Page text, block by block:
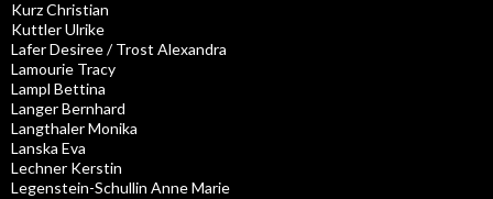
Kurz Christian
Kuttler Ulrike
Lafer Desiree / Trost Alexandra
Lamourie Tracy
Lampl Bettina
Langer Bernhard
Langthaler Monika
Lanska Eva
Lechner Kerstin
Legenstein-Schullin Anne Marie